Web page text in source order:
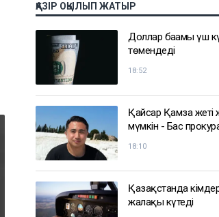
ҚАЗІР ОҚЫЛЫП ЖАТЫР
Доллар бағамы үш
төмендеді
18:52
Қайсар Қамза жеті
мүмкін - Бас
18:10
Қазақстанда
жалақы күтеді